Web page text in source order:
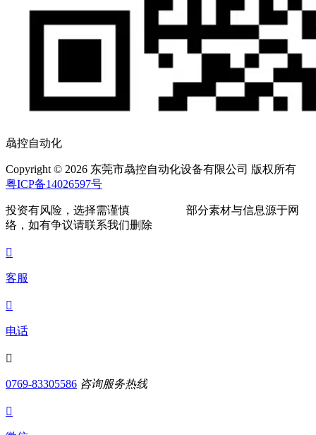
骉控自动化
Copyright © 2026 东莞市骉控自动化设备有限公司 版权所有
粤ICP备14026597号
投资有风险，选择需谨慎 部分素材与信息源于网
络，如有争议请联系我们删除

客服

电话

0769-83305586 咨询服务热线
